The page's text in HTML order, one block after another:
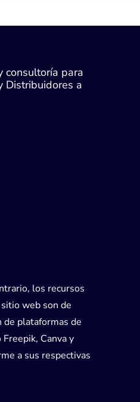
consultoría para
Distribuidores a
los recursos
web son de
de plataformas de
Canva y
a sus respectivas